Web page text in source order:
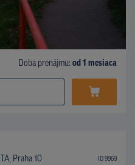
Doba prenájmu: od 1 mesiaca
Praha 10 ID 9969